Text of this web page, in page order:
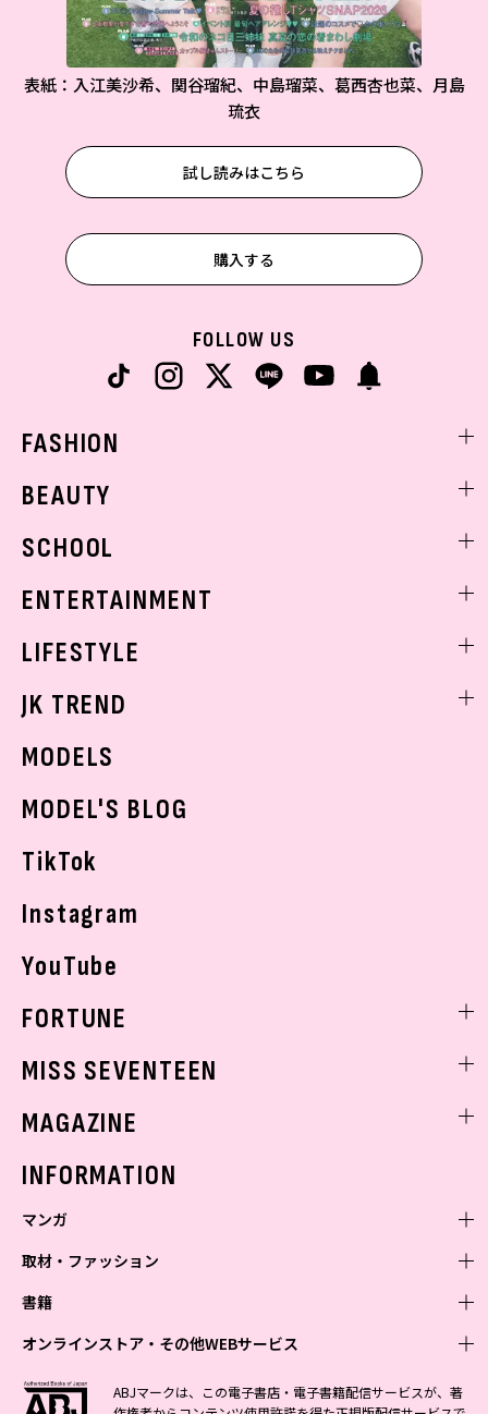
表紙：入江美沙希、関谷瑠紀、中島瑠菜、葛西杏也菜、月島
琉衣
試し読みはこちら
購入する
FOLLOW US
FASHION
着回し
BEAUTY
ベストコスメ
ボディケア
SCHOOL
学校ヘアメイク
ENTERTAINMENT
K-POP
LIFESTYLE
モデルの購入品
JK TREND
MODELS
MODEL'S BLOG
TikTok
Instagram
YouTube
FORTUNE
MISS SEVENTEEN
MAGAZINE
INFORMATION
マンガ
少年マンガ
Vジャンプ
最強ジャンプ
青年マンガ
ZEBRACK
少女マンガ
ZEBRACK
女性マンガ
取材・ファッション
ファッション・美容
BAILA
芸能・情報・スポーツ
週プレNEWS
書籍
文芸・文庫・総合
小説すばる
学芸・ノンフィクション・新書
オンラインストア・その他WEBサービス
オンラインストアABJマークは、この電子書店・電子書籍配信サービスが、著